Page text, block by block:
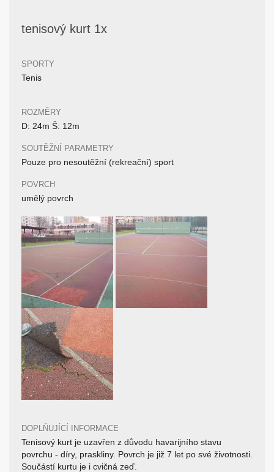
tenisový kurt 1x
SPORTY
Tenis
ROZMĚRY
D: 24m Š: 12m
SOUTĚŽNÍ PARAMETRY
Pouze pro nesoutěžní (rekreační) sport
POVRCH
umělý povrch
DOPLŇUJÍCÍ INFORMACE
Tenisový kurt je uzavřen z důvodu havarijního stavu
povrchu - díry, praskliny. Povrch je již 7 let po své životnosti.
Součástí kurtu je i cvičná zeď.